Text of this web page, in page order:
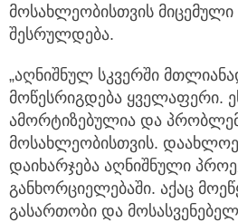
მოსახლეობისთვის მიცემული
შესრულდება.
„აღნიშნულ სკვერში
მოწესრიგდება ყველაფერი.
ამორტიზებულია და
მოსახლეობისთვის.
დაიხარჯება აღნიშნული
განხორციელებაში. აქაც
გასართობი და